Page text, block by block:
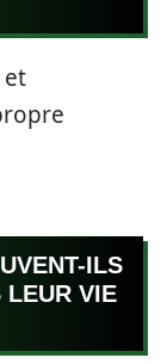
et
ILS
LEUR VIE